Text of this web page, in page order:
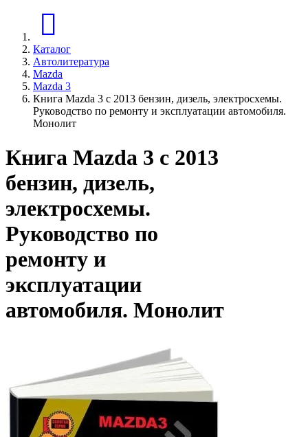
Каталог
Автолитература
Mazda
Mazda 3
Книга Mazda 3 с 2013 бензин, дизель, электросхемы.
Руководство по ремонту и эксплуатации автомобиля.
Монолит
Книга Mazda 3 с 2013
бензин, дизель,
электросхемы.
Руководство по
ремонту и
эксплуатации
автомобиля. Монолит